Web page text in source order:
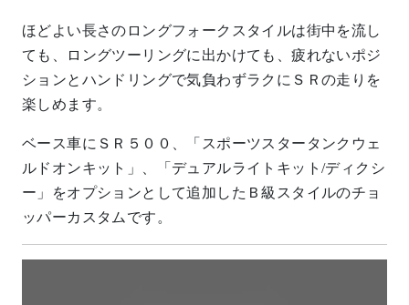
ほどよい長さのロングフォークスタイルは街中を流し
ても、ロングツーリングに出かけても、疲れないポジ
ションとハンドリングで気負わずラクにＳＲの走りを
楽しめます。
ベース車にＳＲ５００、「スポーツスタータンクウェ
ルドオンキット」、「デュアルライトキット/ディクシ
ー」をオプションとして追加したＢ級スタイルのチョ
ッパーカスタムです。